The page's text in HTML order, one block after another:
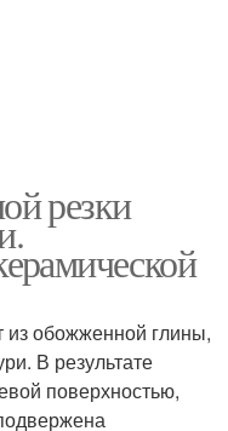
резки
из обожженной глины,
В результате
поверхностью,